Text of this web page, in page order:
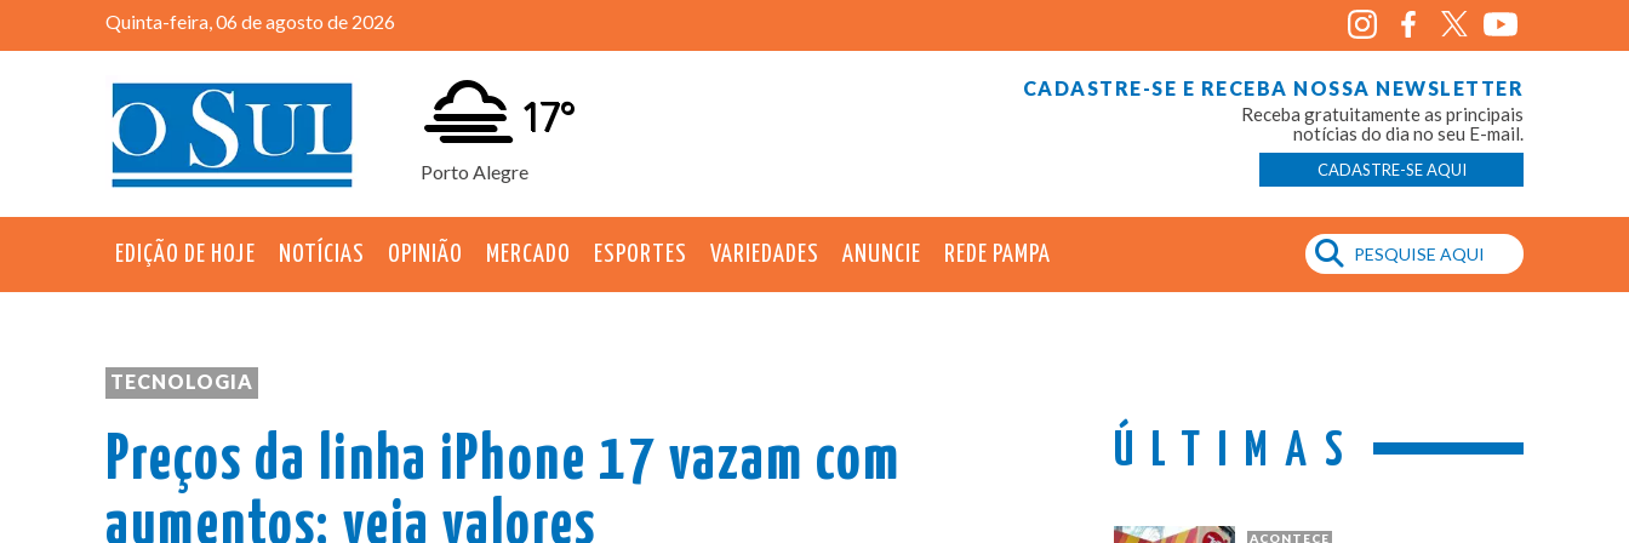
Quinta-feira, 06 de agosto de 2026
Porto Alegre
17°
CADASTRE-SE E RECEBA NOSSA NEWSLETTER
Receba gratuitamente as principais
notícias do dia no seu E-mail.
CADASTRE-SE AQUI
EDIÇÃO DE HOJE NOTÍCIAS OPINIÃO MERCADO ESPORTES VARIEDADES ANUNCIE REDE PAMPA
TECNOLOGIA
Preços da linha iPhone 17 vazam com
aumentos; veja valores
ÚLTIMAS
ACONTECE